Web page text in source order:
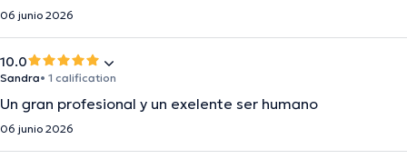
06 junio 2026
10.0
Sandra• 1 calification
Un gran profesional y un exelente ser humano
06 junio 2026